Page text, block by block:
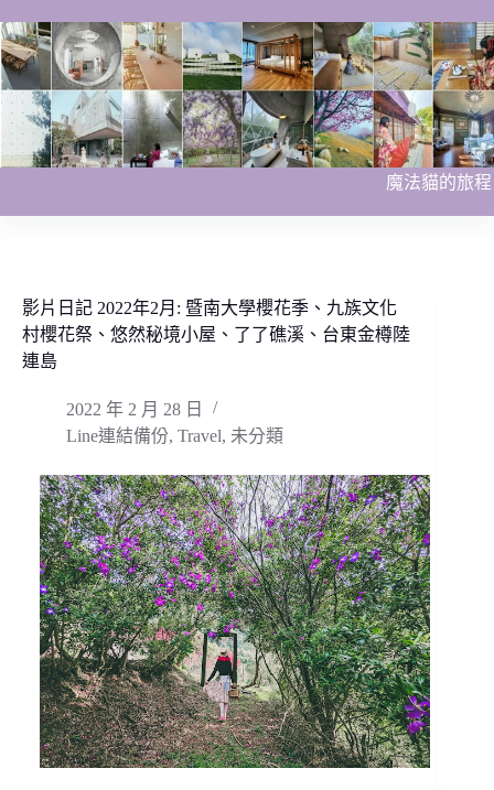
至
主
要
內
容
魔法貓的旅程
影片日記 2022年2月: 暨南大學櫻花季、九族文化
村櫻花祭、悠然秘境小屋、了了礁溪、台東金樽陸
連島
2022 年 2 月 28 日
Line連結備份, Travel, 未分類